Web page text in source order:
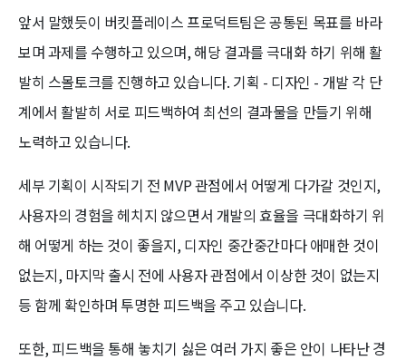
앞서 말했듯이 버킷플레이스 프로덕트팀은 공통된 목표를 바라
보며 과제를 수행하고 있으며, 해당 결과를 극대화 하기 위해 활
발히 스몰토크를 진행하고 있습니다. 기획 - 디자인 - 개발 각 단
계에서 활발히 서로 피드백하여 최선의 결과물을 만들기 위해
노력하고 있습니다.
세부 기획이 시작되기 전 MVP 관점에서 어떻게 다가갈 것인지,
사용자의 경험을 헤치지 않으면서 개발의 효율을 극대화하기 위
해 어떻게 하는 것이 좋을지, 디자인 중간중간마다 애매한 것이
없는지, 마지막 출시 전에 사용자 관점에서 이상한 것이 없는지
등 함께 확인하며 투명한 피드백을 주고 있습니다.
또한, 피드백을 통해 놓치기 싫은 여러 가지 좋은 안이 나타난 경